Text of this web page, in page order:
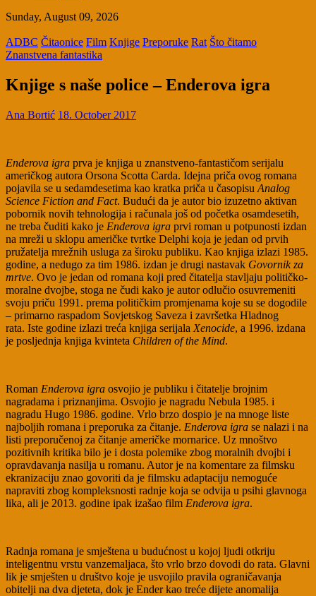
Sunday, August 09, 2026
ADBC Čitaonice Film Knjige Preporuke Rat Što čitamo
Znanstvena fantastika
Knjige s naše police – Enderova igra
Ana Bortić 18. October 2017
Enderova igra prva je knjiga u znanstveno-fantastičom serijalu
američkog autora Orsona Scotta Carda. Idejna priča ovog romana
pojavila se u sedamdesetima kao kratka priča u časopisu Analog
Science Fiction and Fact. Budući da je autor bio izuzetno aktivan
pobornik novih tehnologija i računala još od početka osamdesetih,
ne treba čuditi kako je Enderova igra prvi roman u potpunosti izdan
na mreži u sklopu američke tvrtke Delphi koja je jedan od prvih
pružatelja mrežnih usluga za široku publiku. Kao knjiga izlazi 1985.
godine, a nedugo za tim 1986. izdan je drugi nastavak Govornik za
mrtve. Ovo je jedan od romana koji pred čitatelja stavljaju političko-
moralne dvojbe, stoga ne čudi kako je autor odlučio osuvremeniti
svoju priču 1991. prema političkim promjenama koje su se dogodile
– primarno raspadom Sovjetskog Saveza i završetka Hladnog
rata. Iste godine izlazi treća knjiga serijala Xenocide, a 1996. izdana
je posljednja knjiga kvinteta Children of the Mind.
Roman Enderova igra osvojio je publiku i čitatelje brojnim
nagradama i priznanjima. Osvojio je nagradu Nebula 1985. i
nagradu Hugo 1986. godine. Vrlo brzo dospio je na mnoge liste
najboljih romana i preporuka za čitanje. Enderova igra se nalazi i na
listi preporučenoj za čitanje američke mornarice. Uz mnoštvo
pozitivnih kritika bilo je i dosta polemike zbog moralnih dvojbi i
opravdavanja nasilja u romanu. Autor je na komentare za filmsku
ekranizaciju znao govoriti da je filmsku adaptaciju nemoguće
napraviti zbog kompleksnosti radnje koja se odvija u psihi glavnoga
lika, ali je 2013. godine ipak izašao film Enderova igra.
Radnja romana je smještena u budućnost u kojoj ljudi otkriju
inteligentnu vrstu vanzemaljaca, što vrlo brzo dovodi do rata. Glavni
lik je smješten u društvo koje je usvojilo pravila ograničavanja
obitelji na dva djeteta, dok je Ender kao treće dijete anomalija